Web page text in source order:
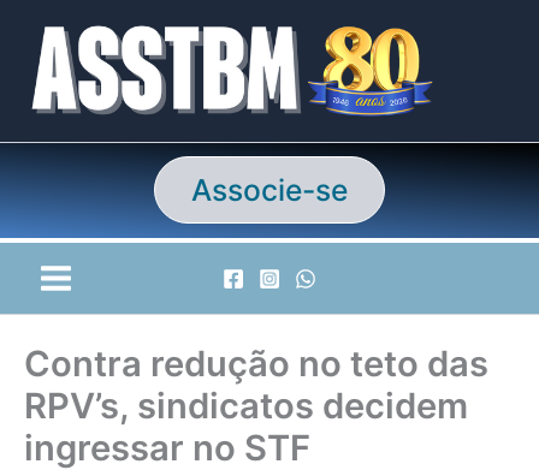
conteúdo
Associe-se
Contra redução no teto das
RPV’s, sindicatos decidem
ingressar no STF